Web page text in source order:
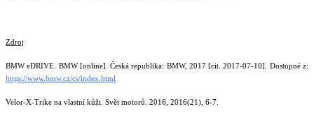
Zdroj
BMW eDRIVE. BMW [online]. Česká republika: BMW, 2017 [cit. 2017-07-10]. Dostupné z:
https://www.bmw.cz/cs/index.html
Velor-X-Trike na vlastní kůži. Svět motorů. 2016, 2016(21), 6-7.